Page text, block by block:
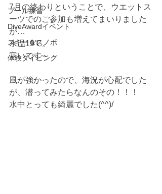
プール練習
DiveAwardイベント
スキー＆スノボ
体験ダイビング
7月の終わりということで、ウエットス
ーツでのご参加も増えてまいりました
が…
水温19℃。
寒いです～
風が強かったので、海況が心配でした
が、潜ってみたらなんのその！！！
水中とっても綺麗でした(^^)/